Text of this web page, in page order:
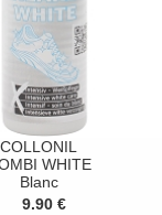
COLLONIL
WHITE
Blanc
9.90 €